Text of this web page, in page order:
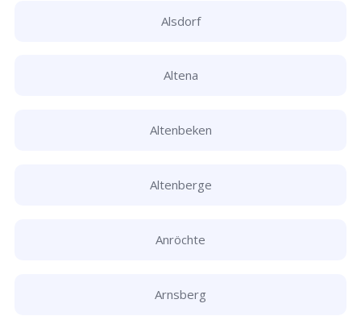
Alsdorf
Altena
Altenbeken
Altenberge
Anröchte
Arnsberg